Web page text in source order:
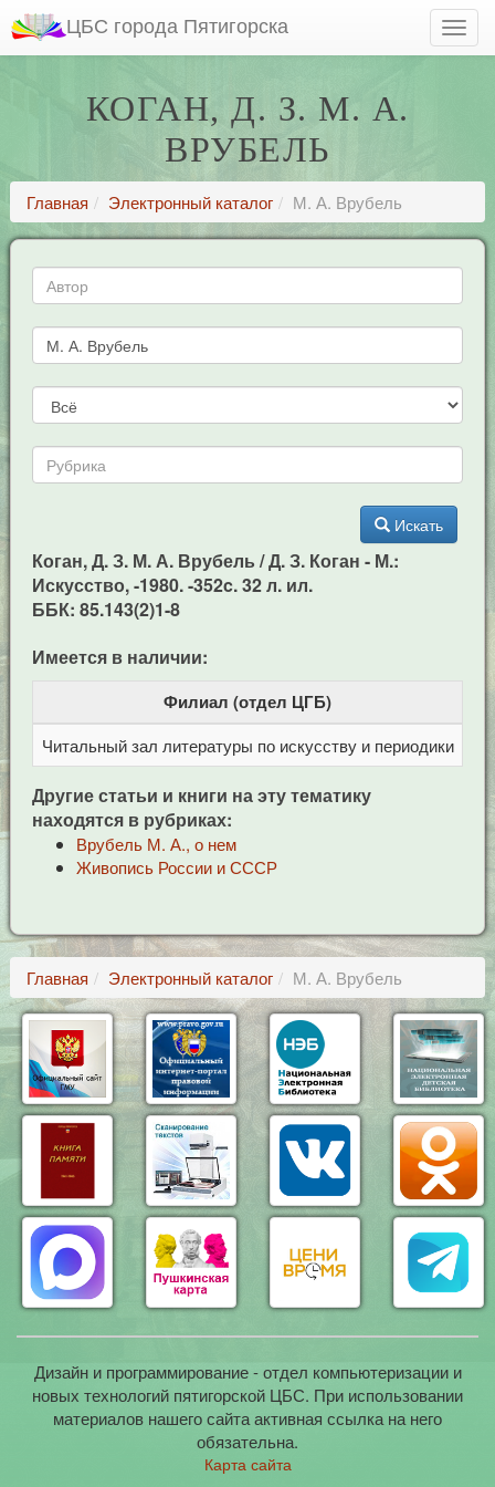
ЦБС города Пятигорска
КОГАН, Д. З. М. А.
ВРУБЕЛЬ
Главная Электронный каталог М. А. Врубель
Искать
Коган, Д. З. М. А. Врубель / Д. З. Коган - М.:
Искусство, -1980. -352c. 32 л. ил.
ББК: 85.143(2)1-8
Имеется в наличии:
Филиал (отдел ЦГБ)
Читальный зал литературы по искусству и периодики
Другие статьи и книги на эту тематику
находятся в рубриках:
Врубель М. А., о нем
Живопись России и СССР
Главная Электронный каталог М. А. Врубель
Дизайн и программирование - отдел компьютеризации и
новых технологий пятигорской ЦБС. При использовании
материалов нашего сайта активная ссылка на него
обязательна.
Карта сайта